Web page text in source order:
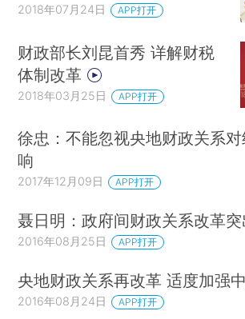
2018年07月24日 APP打开
财政部长刘昆首秀 详解财税
体制改革
2018年03月25日 APP打开
徐忠：不能忽视央地财政关系
响
2017年12月09日 APP打开
聂日明：政府间财政关系改革
2016年08月25日 APP打开
央地财政关系再改革 适度加强
2016年08月24日 APP打开